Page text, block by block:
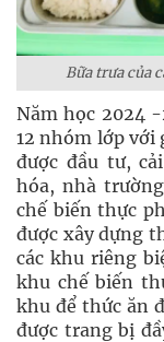
Bữa trưa của
Năm học 2024
12 nhóm lớp với
được đầu tư,
hóa, nhà
chế biến thực
được xây dựng
các khu riêng
khu chế biến
khu để thức ăn
được trang bị